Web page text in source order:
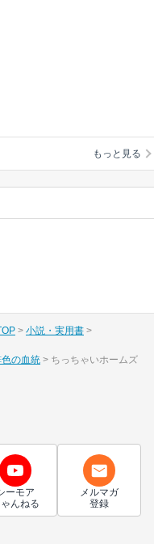
もっと見る
小説・実用書
の血統
ちっちゃいホームズ
ーモア
んねる
メルマガ
登録